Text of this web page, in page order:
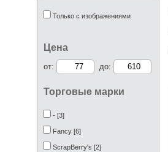
Только с изображениями
Цена
от: до:
Торговые марки
- [3]
Fancy [6]
ScrapBerry's [2]